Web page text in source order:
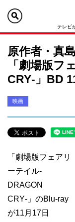
テレビ
原作者・真
「劇場版フ
CRY‐」BD
映画
「劇場版フェアリ
ーテイル‐
DRAGON
CRY‐」のBlu-ray
が11月17日